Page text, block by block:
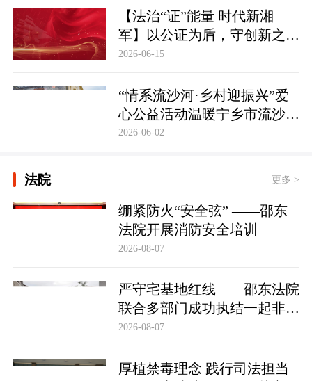
【法治“证”能量 时代新湘
军】以公证为盾，守创新之魂
湖南青年公证人为知识产权保
2026-06-15
“情系流沙河·乡村迎振兴”爱
心公益活动温暖宁乡市流沙河
镇
2026-06-02
法院 更多 >
绷紧防火“安全弦” ——邵东
法院开展消防安全培训
2026-08-07
严守宅基地红线——邵东法院
联合多部门成功执结一起非法
占用宅基地行政处罚案
2026-08-07
厚植禁毒理念 践行司法担当